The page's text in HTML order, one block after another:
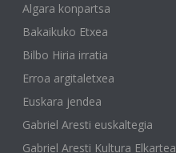
Algara konpartsa
Bakaikuko Etxea
Bilbo Hiria irratia
Erroa argitaletxea
Euskara jendea
Gabriel Aresti euskaltegia
Gabriel Aresti Kultura Elkartea